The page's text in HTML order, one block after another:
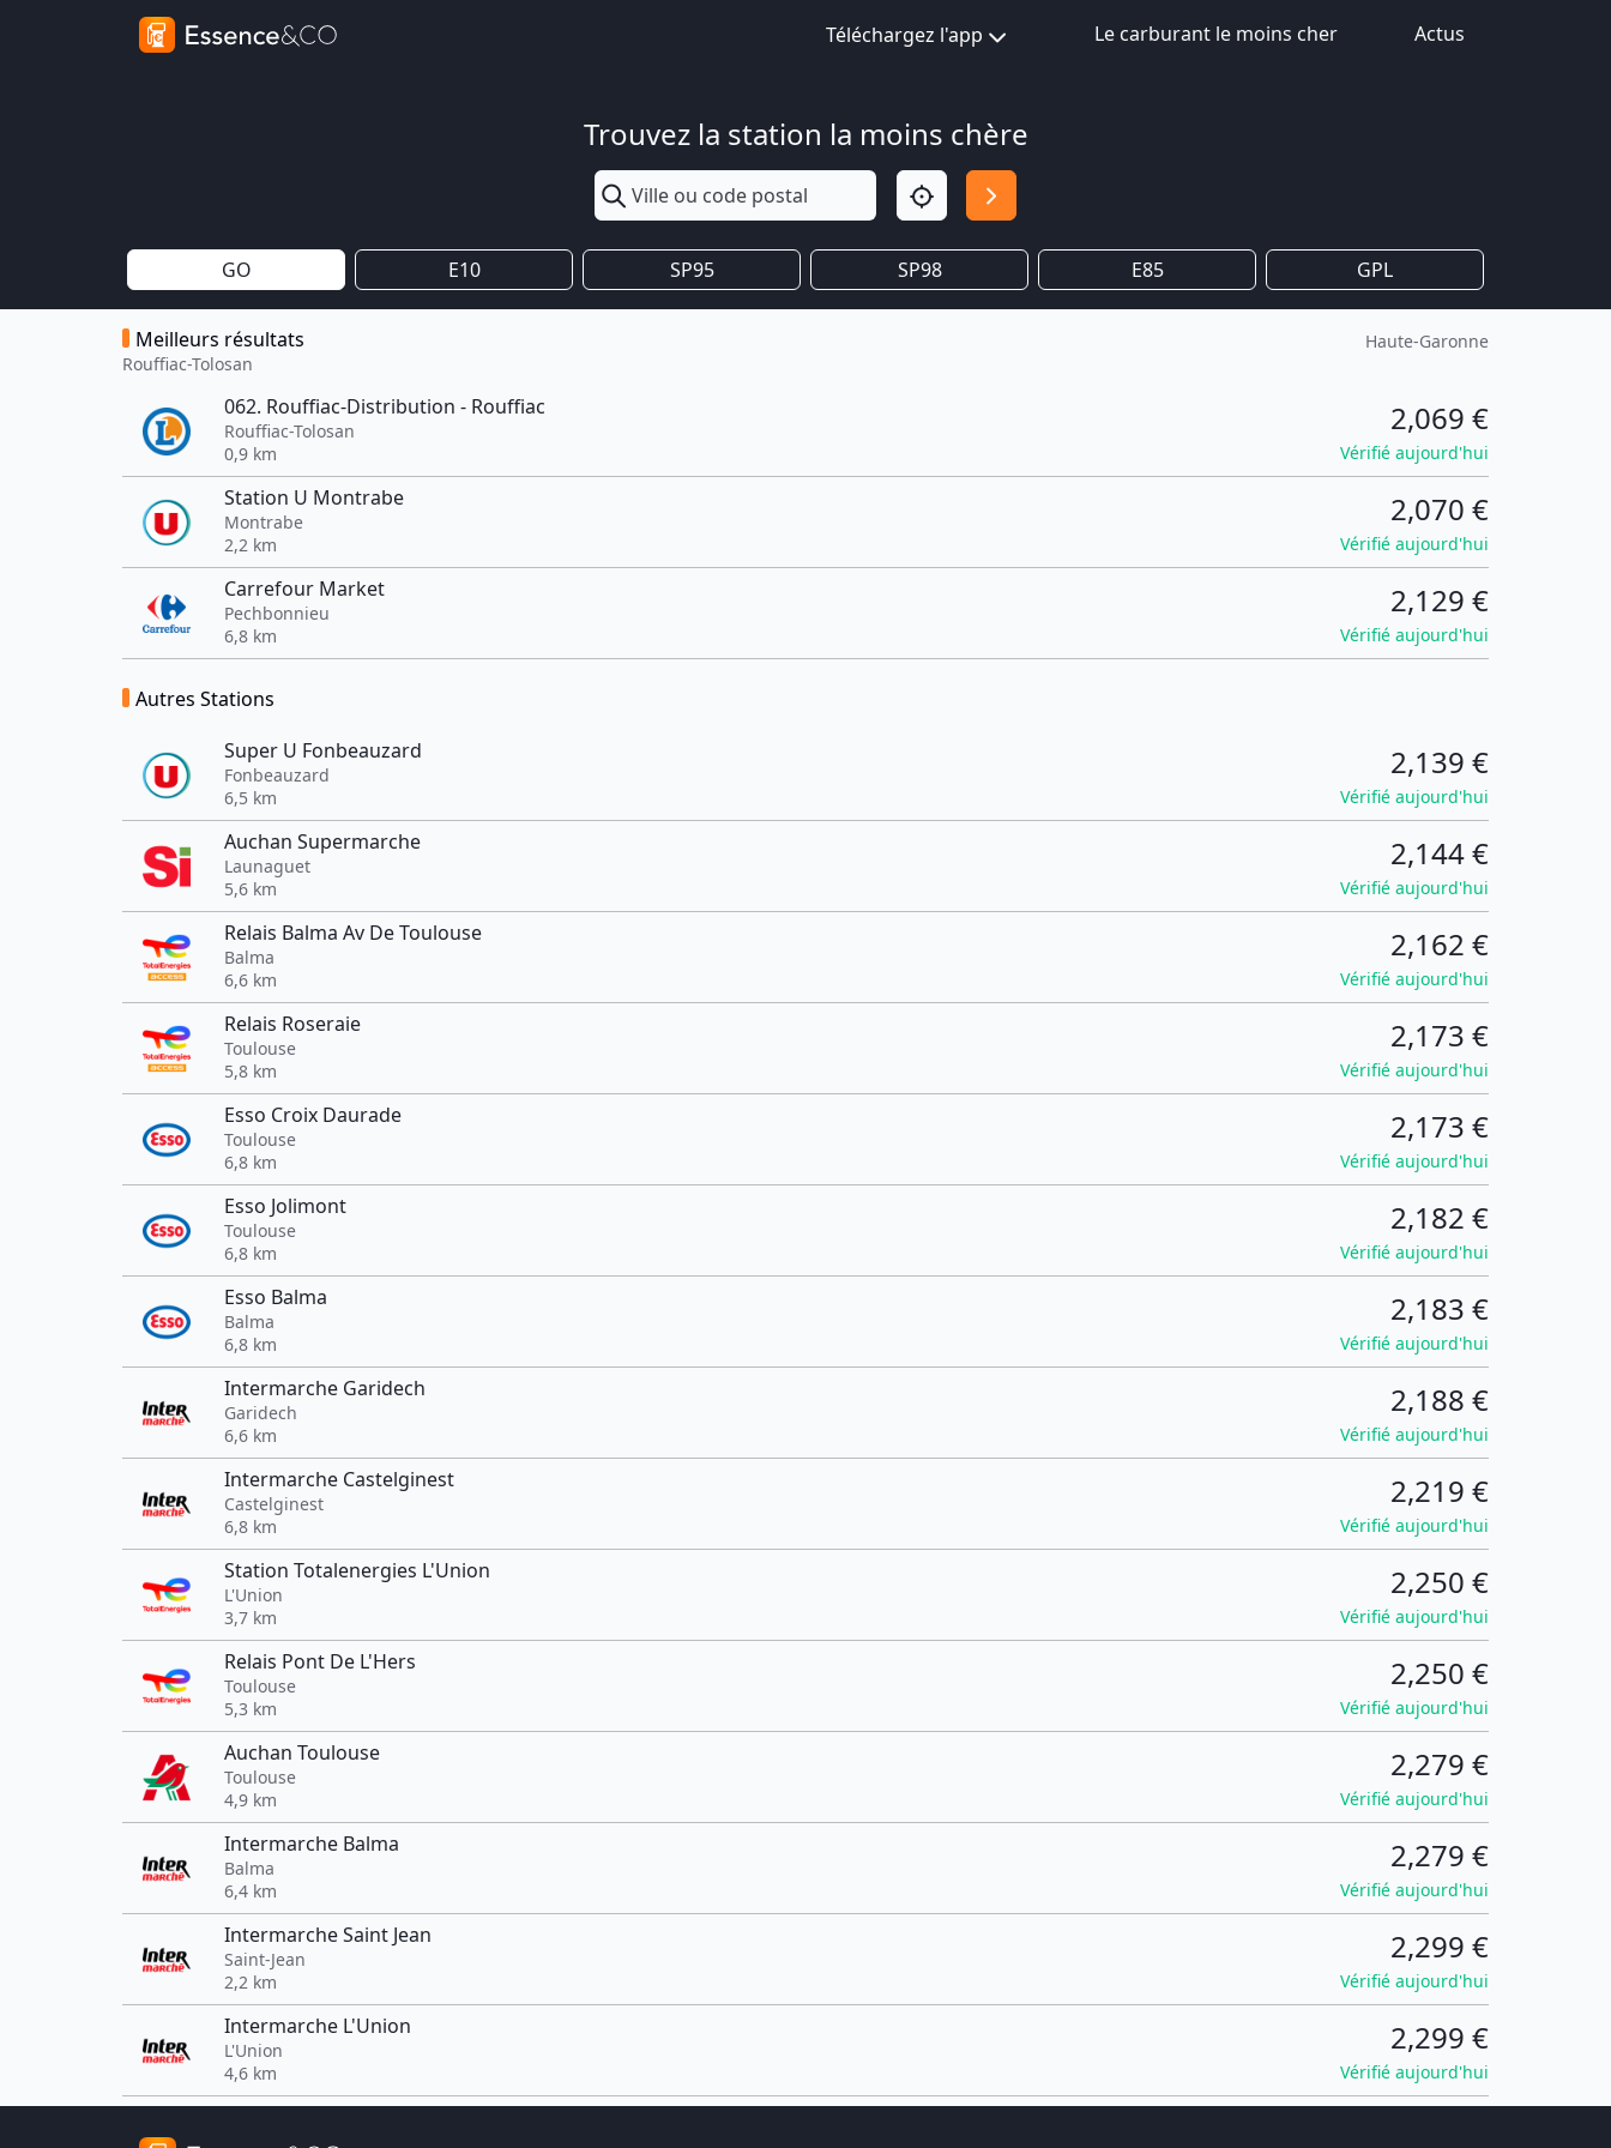
Téléchargez l'app Le carburant le moins cher Actus
Trouvez la station la moins chère
GO E10 SP95 SP98 E85 GPL
Meilleurs résultats
Rouffiac-Tolosan
Haute-Garonne
062. Rouffiac-Distribution - Rouffiac
Rouffiac-Tolosan
0,9 km
2,069 €
Vérifié aujourd'hui
Station U Montrabe
Montrabe
2,2 km
2,070 €
Vérifié aujourd'hui
Carrefour Market
Pechbonnieu
6,8 km
2,129 €
Vérifié aujourd'hui
Autres Stations
Super U Fonbeauzard
Fonbeauzard
6,5 km
2,139 €
Vérifié aujourd'hui
Auchan Supermarche
Launaguet
5,6 km
2,144 €
Vérifié aujourd'hui
Relais Balma Av De Toulouse
Balma
6,6 km
2,162 €
Vérifié aujourd'hui
Relais Roseraie
Toulouse
5,8 km
2,173 €
Vérifié aujourd'hui
Esso Croix Daurade
Toulouse
6,8 km
2,173 €
Vérifié aujourd'hui
Esso Jolimont
Toulouse
6,8 km
2,182 €
Vérifié aujourd'hui
Esso Balma
Balma
6,8 km
2,183 €
Vérifié aujourd'hui
Intermarche Garidech
Garidech
6,6 km
2,188 €
Vérifié aujourd'hui
Intermarche Castelginest
Castelginest
6,8 km
2,219 €
Vérifié aujourd'hui
Station Totalenergies L'Union
L'Union
3,7 km
2,250 €
Vérifié aujourd'hui
Relais Pont De L'Hers
Toulouse
5,3 km
2,250 €
Vérifié aujourd'hui
Auchan Toulouse
Toulouse
4,9 km
2,279 €
Vérifié aujourd'hui
Intermarche Balma
Balma
6,4 km
2,279 €
Vérifié aujourd'hui
Intermarche Saint Jean
Saint-Jean
2,2 km
2,299 €
Vérifié aujourd'hui
Intermarche L'Union
L'Union
4,6 km
2,299 €
Vérifié aujourd'hui